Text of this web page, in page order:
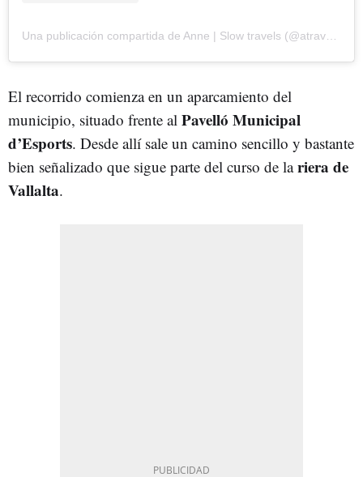
El recorrido comienza en un aparcamiento del
municipio, situado frente al Pavelló Municipal
d’Esports. Desde allí sale un camino sencillo y bastante
bien señalizado que sigue parte del curso de lariera de
Vallalta.